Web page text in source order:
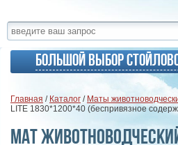
Большой выбор
Главная / Каталог / Маты
LITE 1830*1200*40 (беспривязное
Мат